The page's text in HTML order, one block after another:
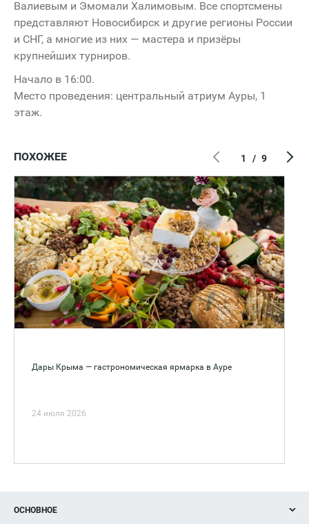
Валиевым и Эмомали Халимовым. Все спортсмены
представляют Новосибирск и другие регионы России
и СНГ, а многие из них — мастера и призёры
крупнейших турниров.
Начало в 16:00.
Место проведения: центральный атриум Ауры, 1
этаж.
ПОХОЖЕЕ
Дары Крыма — гастрономическая ярмарка в Ауре
24 июля 2026
1 / 9
ОСНОВНОЕ